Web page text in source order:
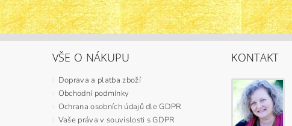
VŠE O NÁKUPU
Doprava a platba zboží
Obchodní podmínky
Ochrana osobních údajů dle GDPR
Vaše práva v souvislosti s GDPR
KONTAKT